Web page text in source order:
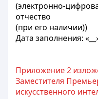
(электронно-
отчество
(при его наличии))
Дата заполнения:
Приложение 2
Заместителя
искусственного